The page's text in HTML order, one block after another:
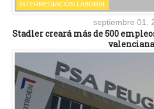
INTERMEDIACIÓN LABORAL
septiembre 01,
Stadler creará más de 500
valenciana